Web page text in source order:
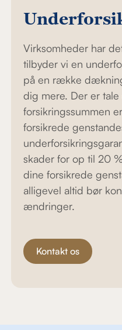
Virksomheder har
tilbyder vi en
på en række
dig mere. Der er
forsikringssummen
forsikrede
skader for op til 20
dine forsikrede
alligevel altid bør
ændringer.
Kontakt os